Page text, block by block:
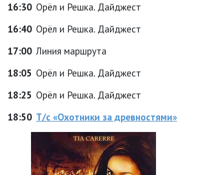
16:30 Орёл и Решка. Дайджест
16:40 Орёл и Решка. Дайджест
17:00 Линия маршрута
18:05 Орёл и Решка. Дайджест
18:25 Орёл и Решка. Дайджест
18:50 Т/с «Охотники за древностями»